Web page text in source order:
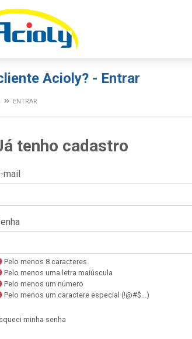
Acioly? - Entrar
ENTRAR
tenho cadastro
mail
Pelo menos 8 caracteres
Pelo menos uma letra maiúscula
Pelo menos um número
Pelo menos um caractere especial (!@#$...)
minha senha